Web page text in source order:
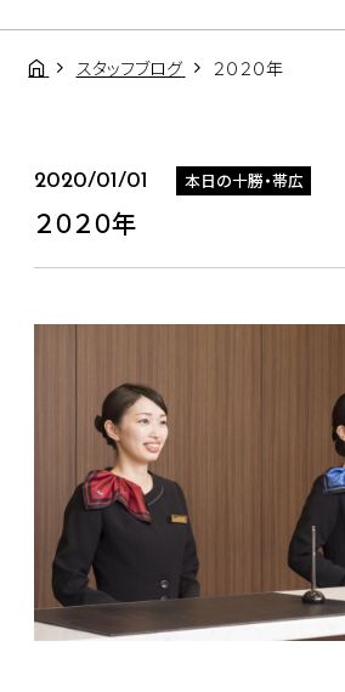
スタッフブログ ２０２０年
2020/01/01 本日の十勝・帯広
２０２０年